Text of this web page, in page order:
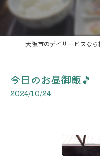
今日のお昼御飯🎵
2024/10/24